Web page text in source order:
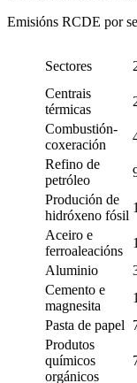
Emisións RCDE por
Sectores
Centrais
térmicas
Combustión-
coxeración
Refino de
petróleo
Produción de
hidróxeno fósil
Aceiro e
ferroaleacións
Aluminio
Cemento e
magnesita
Pasta de papel
Produtos
químicos
orgánicos